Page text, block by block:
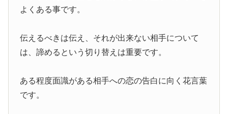
よくある事です。
伝えるべきは伝え、それが出来ない相手について
は、諦めるという切り替えは重要です。
ある程度面識がある相手への恋の告白に向く花言葉
です。